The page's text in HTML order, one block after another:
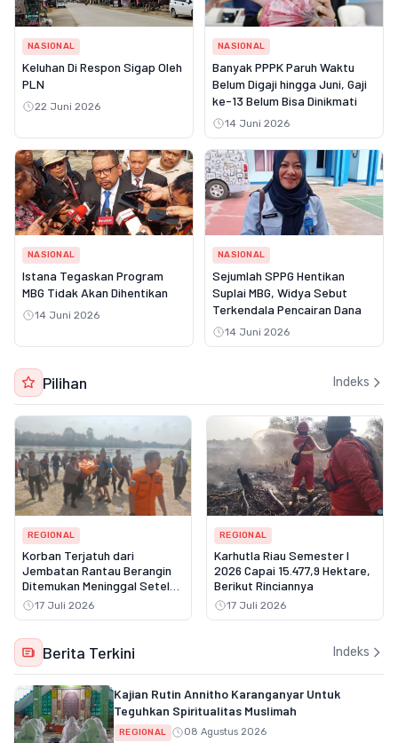
NASIONAL
Keluhan Di Respon Sigap Oleh
PLN
22 Juni 2026
NASIONAL
Banyak PPPK Paruh Waktu
Belum Digaji hingga Juni, Gaji
ke-13 Belum Bisa Dinikmati
14 Juni 2026
NASIONAL
Istana Tegaskan Program
MBG Tidak Akan Dihentikan
14 Juni 2026
NASIONAL
Sejumlah SPPG Hentikan
Suplai MBG, Widya Sebut
Terkendala Pencairan Dana
14 Juni 2026
Pilihan Indeks
REGIONAL
Korban Terjatuh dari
Jembatan Rantau Berangin
Ditemukan Meninggal Setelah
Tiga Hari Pencarian
17 Juli 2026
REGIONAL
Karhutla Riau Semester I
2026 Capai 15.477,9 Hektare,
Berikut Rinciannya
17 Juli 2026
Berita Terkini Indeks
Kajian Rutin Annitho Karanganyar Untuk
Teguhkan Spiritualitas Muslimah
REGIONAL 08 Agustus 2026